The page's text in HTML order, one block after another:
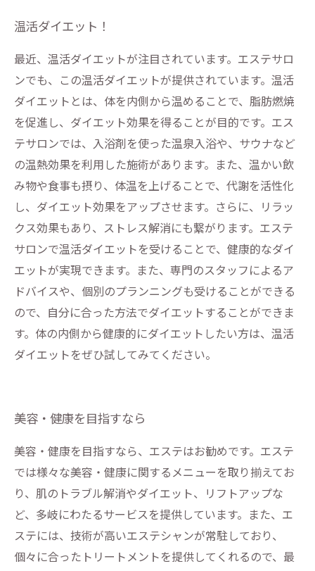
温活ダイエット！
最近、温活ダイエットが注目されています。エステサロ
ンでも、この温活ダイエットが提供されています。温活
ダイエットとは、体を内側から温めることで、脂肪燃焼
を促進し、ダイエット効果を得ることが目的です。エス
テサロンでは、入浴剤を使った温泉入浴や、サウナなど
の温熱効果を利用した施術があります。また、温かい飲
み物や食事も摂り、体温を上げることで、代謝を活性化
し、ダイエット効果をアップさせます。さらに、リラッ
クス効果もあり、ストレス解消にも繋がります。エステ
サロンで温活ダイエットを受けることで、健康的なダイ
エットが実現できます。また、専門のスタッフによるア
ドバイスや、個別のプランニングも受けることができる
ので、自分に合った方法でダイエットすることができま
す。体の内側から健康的にダイエットしたい方は、温活
ダイエットをぜひ試してみてください。
美容・健康を目指すなら
美容・健康を目指すなら、エステはお勧めです。エステ
では様々な美容・健康に関するメニューを取り揃えてお
り、肌のトラブル解消やダイエット、リフトアップな
ど、多岐にわたるサービスを提供しています。また、エ
ステには、技術が高いエステシャンが常駐しており、
個々に合ったトリートメントを提供してくれるので、最